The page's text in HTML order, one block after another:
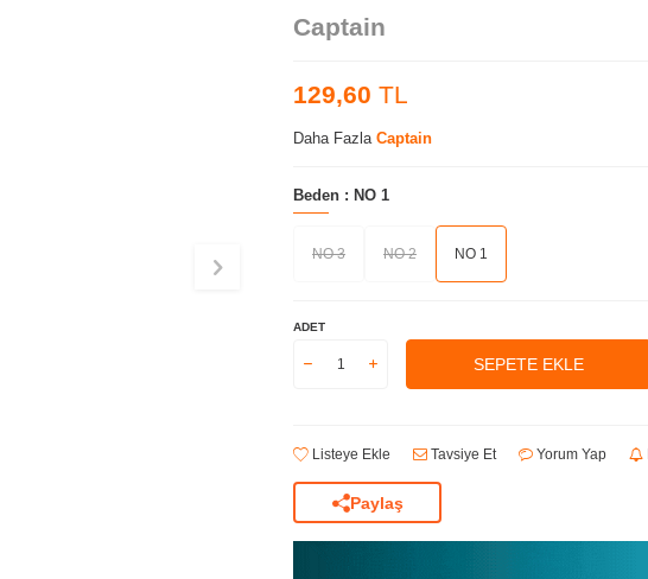
Captain
129,60 TL
Daha Fazla Captain
Beden : NO 1
NO 3 NO 2 NO 1
ADET
SEPETE EKLE
Listeye Ekle Tavsiye Et Yorum Yap
Paylaş